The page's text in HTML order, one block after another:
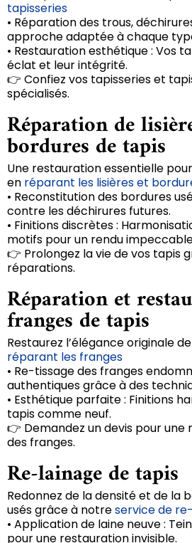
tapisseries
• Réparation des trous,
approche adaptée à chaque
• Restauration esthétique : Vos
éclat et leur intégrité.
👉 Confiez vos tapisseries et
spécialisés.
Réparation de
bordures de tapis
Une restauration essentielle
en réparant les lisières et
• Reconstitution des bordures
contre les déchirures futures.
• Finitions discrètes :
motifs pour un rendu
👉 Prolongez la vie de vos tapis
réparations.
Réparation et
franges de tapis
Restaurez l’élégance originale
réparant les franges
• Re-tissage des franges
authentiques grâce à des
• Esthétique parfaite : Finitions
tapis comme neuf.
👉 Demandez un devis pour
des franges.
Re-lainage de tapis
Redonnez de la densité et de la
usés grâce à notreservice de
• Application de laine neuve :
pour une restauration invisible.